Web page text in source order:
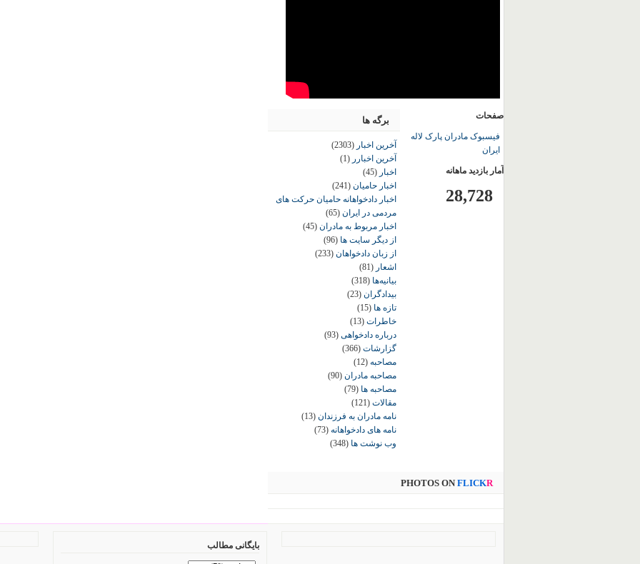
برگه ها
آخرین اخبار (2303)
آخرین اخبارر (1)
اخبار (45)
اخبار حامیان (241)
اخبار دادخواهانه حامیان حرکت های
مردمی در ایران (65)
اخبار مربوط به مادران (45)
از دیگر سایت ها (96)
از زبان دادخواهان (233)
اشعار (81)
بیانیه‌ها (318)
بیدادگران (23)
تازه ها (15)
خاطرات (13)
درباره دادخواهی (93)
گزارشات (366)
مصاحبه (12)
مصاحبه مادران (90)
مصاحبه ها (79)
مقالات (121)
نامه مادران به فرزندان (13)
نامه های دادخواهانه (73)
وب نوشت ها (348)
صفحات
فیسبوک مادران پارک لاله
ایران
آمار بازدید ماهانه
28,728
PHOTOS ON FLICKR
بایگانی مطالب